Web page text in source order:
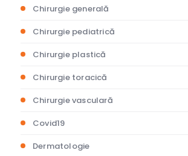
Chirurgie generală
Chirurgie pediatrică
Chirurgie plastică
Chirurgie toracică
Chirurgie vasculară
Covid19
Dermatologie